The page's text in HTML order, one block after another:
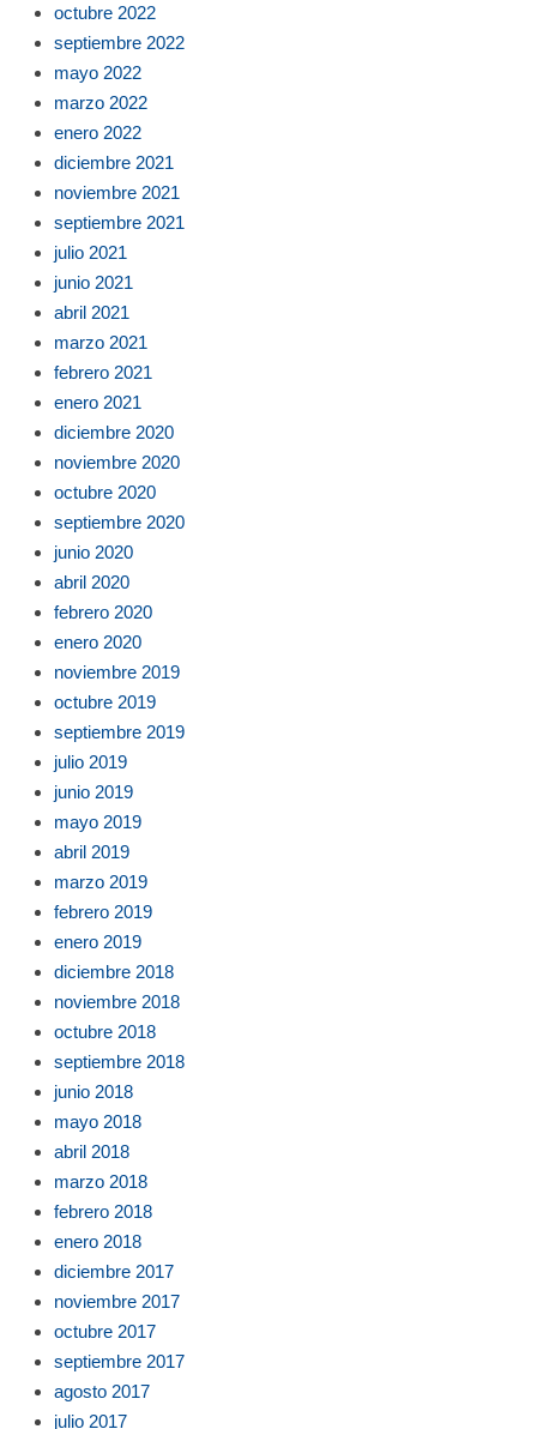
octubre 2022
septiembre 2022
mayo 2022
marzo 2022
enero 2022
diciembre 2021
noviembre 2021
septiembre 2021
julio 2021
junio 2021
abril 2021
marzo 2021
febrero 2021
enero 2021
diciembre 2020
noviembre 2020
octubre 2020
septiembre 2020
junio 2020
abril 2020
febrero 2020
enero 2020
noviembre 2019
octubre 2019
septiembre 2019
julio 2019
junio 2019
mayo 2019
abril 2019
marzo 2019
febrero 2019
enero 2019
diciembre 2018
noviembre 2018
octubre 2018
septiembre 2018
junio 2018
mayo 2018
abril 2018
marzo 2018
febrero 2018
enero 2018
diciembre 2017
noviembre 2017
octubre 2017
septiembre 2017
agosto 2017
julio 2017